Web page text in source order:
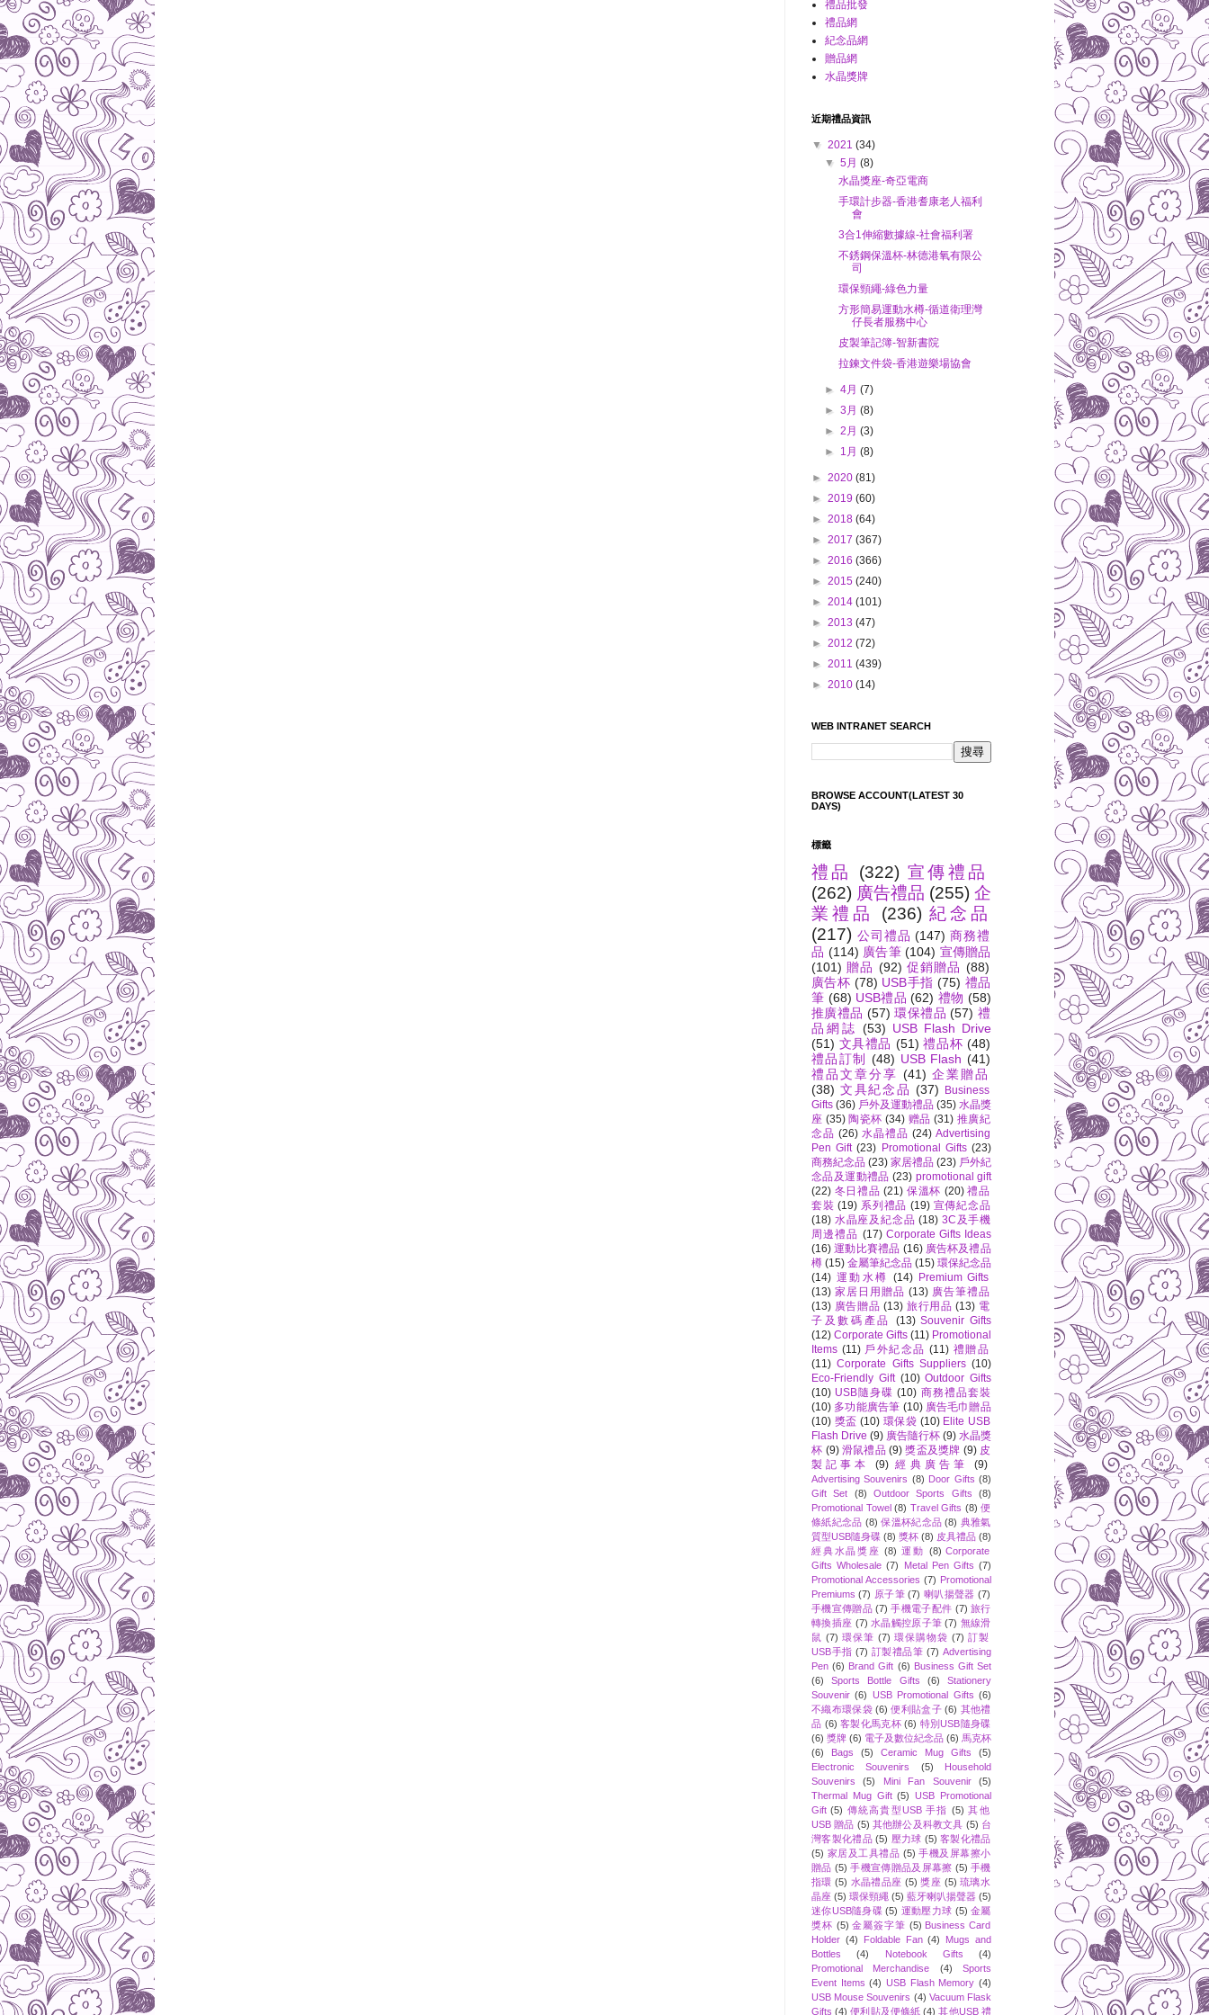
禮品批發
禮品網
紀念品網
贈品網
水晶獎牌
近期禮品資訊
▼ 2021 (34)
▼5月(8)
水晶獎座-奇亞電商
手環計步器-香港耆康老人福利
會
3合1伸縮數據線-社會福利署
不銹鋼保溫杯-林德港氧有限公
司
環保頸繩-綠色力量
方形簡易運動水樽-循道衛理灣
仔長者服務中心
皮製筆記簿-智新書院
拉鍊文件袋-香港遊樂場協會
►4月(7)
►3月(8)
►2月(3)
► 1月(8)
► 2020 (81)
► 2019 (60)
► 2018 (64)
► 2017 (367)
► 2016 (366)
► 2015 (240)
► 2014 (101)
► 2013 (47)
► 2012 (72)
► 2011 (439)
► 2010 (14)
WEB INTRANET SEARCH
BROWSE ACCOUNT(LATEST 30
DAYS)
標籤
禮品 (322) 宣傳禮品
(262) 廣告禮品 (255) 企
業禮品
(236) 紀念品
(217) 公司禮品 (147) 商務禮
品 (114) 廣告筆 (104) 宣傳贈品
(101) 贈品 (92) 促銷贈品 (88)
廣告杯 (78) USB手指 (75) 禮品
筆 (68) USB禮品 (62) 禮物 (58)
推廣禮品 (57) 環保禮品 (57) 禮
品網誌 (53) USB Flash Drive
(51) 文具禮品 (51) 禮品杯 (48)
禮品訂制
(48) USB Flash (41)
禮品文章分享 (41) 企業贈品
(38) 文具紀念品 (37)
Business
Gifts (36) 戶外及運動禮品 (35) 水晶獎
座 (35) 陶瓷杯 (34) 赠品 (31) 推廣紀
念品 (26) 水晶禮品 (24) Advertising
Pen Gift (23) Promotional Gifts (23)
商務紀念品 (23) 家居禮品 (23) 戶外紀
念品及運動禮品 (23) promotional gift
(22) 冬日禮品 (21) 保溫杯 (20) 禮品
套裝 (19) 系列禮品 (19) 宣傳紀念品
(18) 水晶座及紀念品 (18) 3C及手機
周邊禮品 (17) Corporate Gifts Ideas
(16) 運動比賽禮品 (16) 廣告杯及禮品
樽 (15) 金屬筆紀念品 (15) 環保紀念品
(14) 運動水樽 (14) Premium Gifts
(13) 家居日用贈品 (13) 廣告筆禮品
(13) 廣告贈品 (13) 旅行用品 (13) 電
子及數碼產品
(13) Souvenir Gifts
(12) Corporate Gifts (11) Promotional
Items (11) 戶外紀念品 (11) 禮贈品
(11) Corporate Gifts Suppliers (10)
Eco-Friendly Gift (10) Outdoor Gifts
(10) USB隨身碟 (10) 商務禮品套裝
(10) 多功能廣告筆 (10) 廣告毛巾贈品
(10) 獎盃 (10) 環保袋 (10) Elite USB
Flash Drive (9) 廣告隨行杯 (9) 水晶獎
杯 (9) 滑鼠禮品 (9) 獎盃及獎牌 (9) 皮
製記事本
(9) 經典廣告筆 (9)
Advertising Souvenirs (8) Door Gifts (8)
Gift Set
(8) Outdoor Sports Gifts
(8)
Promotional Towel (8) Travel Gifts (8) 便
條紙紀念品 (8) 保溫杯紀念品 (8) 典雅氣
質型USB隨身碟 (8) 獎杯 (8) 皮具禮品 (8)
經典水晶獎座 (8) 運動 (8) Corporate
Gifts Wholesale (7) Metal Pen Gifts (7)
Promotional Accessories (7) Promotional
Premiums (7) 原子筆 (7) 喇叭揚聲器 (7)
手機宣傳贈品 (7) 手機電子配件 (7) 旅行
轉換插座 (7) 水晶觸控原子筆 (7) 無線滑
鼠 (7) 環保筆 (7) 環保購物袋 (7) 訂製
USB手指 (7) 訂製禮品筆 (7) Advertising
Pen (6) Brand Gift (6) Business Gift Set
(6)
Sports Bottle Gifts (6)
Stationery
Souvenir (6) USB Promotional Gifts (6)
不織布環保袋 (6) 便利貼盒子 (6) 其他禮
品 (6) 客製化馬克杯 (6) 特別USB隨身碟
(6) 獎牌 (6) 電子及數位紀念品 (6) 馬克杯
(6)
Bags (5) Ceramic Mug Gifts
(5)
Electronic Souvenirs
(5)
Household
Souvenirs
(5) Mini Fan Souvenir
(5)
Thermal Mug Gift (5)
USB Promotional
Gift (5) 傳統高貴型USB 手指 (5) 其他
USB 贈品 (5) 其他辦公及科教文具 (5) 台
灣客製化禮品 (5) 壓力球 (5) 客製化禮品
(5) 家居及工具禮品 (5) 手機及屏幕擦小
贈品 (5) 手機宣傳贈品及屏幕擦 (5) 手機
指環 (5) 水晶禮品座 (5) 獎座 (5) 琉璃水
晶座 (5) 環保頸繩 (5) 藍牙喇叭揚聲器 (5)
迷你USB隨身碟 (5) 運動壓力球 (5) 金屬
獎杯 (5) 金屬簽字筆 (5) Business Card
Holder (4) Foldable Fan (4)
Mugs and
Bottles
(4) Notebook Gifts
(4)
Promotional Merchandise
(4)
Sports
Event Items (4) USB Flash Memory (4)
USB Mouse Souvenirs (4) Vacuum Flask
Gifts (4) 便利貼及便條紙 (4) 其他USB 禮